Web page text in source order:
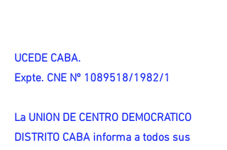
UCEDE CABA.
Expte. CNE Nº 1089518/1982/1
La UNION DE CENTRO DEMOCRATICO
DISTRITO CABA informa a todos sus